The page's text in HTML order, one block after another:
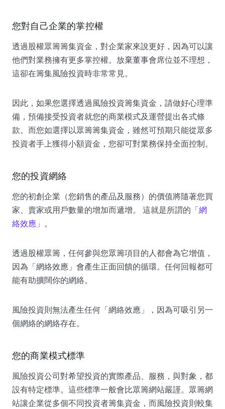
您對自己企業的掌控權
透過股權眾籌籌集資金，對企業家來說更好，因為可以讓
他們對業務擁有更多掌控權。放棄董事會席位並不理想，
這卻在籌集風險投資時非常常見。
因此，如果您選擇透過風險投資籌集資金，請做好心理準
備，預備接受投資者就您的商業模式及運營提出各式條
款。而您如選擇以眾籌籌集資金，雖然可預期只能從眾多
投資者手上獲得小額資金，您卻可對業務保持全面控制。
您的投資網絡
您的初創企業（您銷售的產品及服務）的價值將隨著您買
家、賣家或用戶數量的增加而遞增。 這就是所謂的 「網
絡效應」 。
透過股權眾籌，任何參與您眾籌項目的人都會為它增值，
因為「網絡效應」會產生正面回饋的循環。任何回報都可
能有助擴闊你的網絡。
風險投資則無法產生任何「網絡效應」，因為可吸引另一
個網絡的網絡存在。
您的商業模式標準
風險投資公司對希望投資的實際產品、服務，與對象，都
設有特定標準。這些標準一般會比眾籌網站嚴謹。眾籌網
站讓企業從多個不同投資者籌集資金，而風險投資則較集